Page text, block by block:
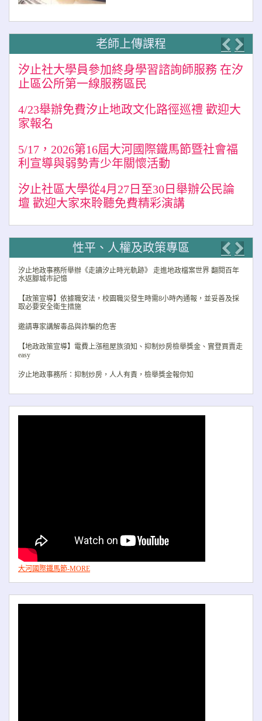
老師上傳課程
汐止社大學員參加終身學習諮詢師服務 在汐
止區公所第一線服務區民
4/23舉辦免費汐止地政文化路徑巡禮 歡迎大
家報名
5/17，2026第16屆大河國際鐵馬節暨社會福
利宣導與弱勢青少年關懷活動
汐止社區大學從4月27日至30日舉辦公民論
壇 歡迎大家來聆聽免費精彩演講
性平、人權及政策專區
汐止地政事務所舉辦《走讀汐止時光軌跡》 走進地政檔案世界 翻閱百年
水返腳城市記憶
【政策宣導】依據職安法，校園職災發生時需8小時內通報，並妥善及採
取必要安全衛生措施
邀請專家講解毒品與詐騙的危害
【地政政策宣導】電費上漲租屋族須知、抑制炒房檢舉獎金、實登買賣走
easy
汐止地政事務所：抑制炒房，人人有責，檢舉獎金報你知
大河國際鐵馬節-MORE